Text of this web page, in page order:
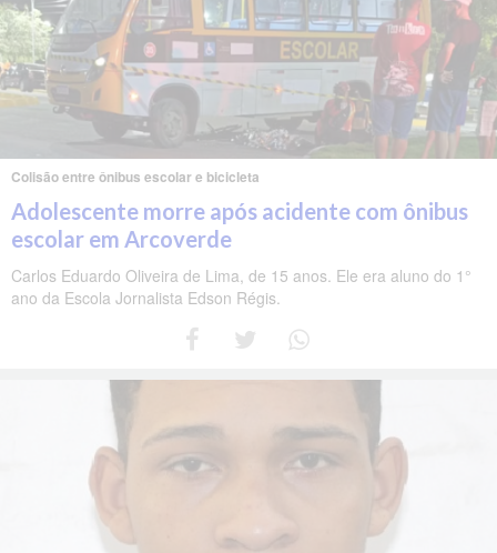
Colisão entre ônibus escolar e bicicleta
Adolescente morre após acidente com ônibus
escolar em Arcoverde
Carlos Eduardo Oliveira de Lima, de 15 anos. Ele era aluno do 1°
ano da Escola Jornalista Edson Régis.